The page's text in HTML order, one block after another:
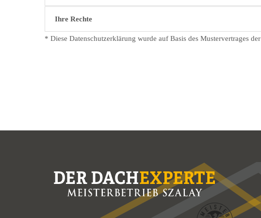
Ihre Rechte
* Diese Datenschutzerklärung wurde auf Basis des Mustervertrages der